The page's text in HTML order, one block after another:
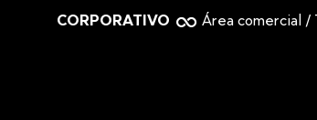
CORPORATIVO Área comercial /